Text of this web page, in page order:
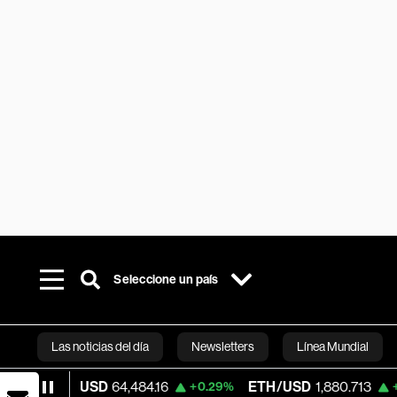
Seleccione un país
Las noticias del día Newsletters Línea Mundial
Bloomberg
64,484.16 +0.29% ETH/USD 1,880.713 +0.28%